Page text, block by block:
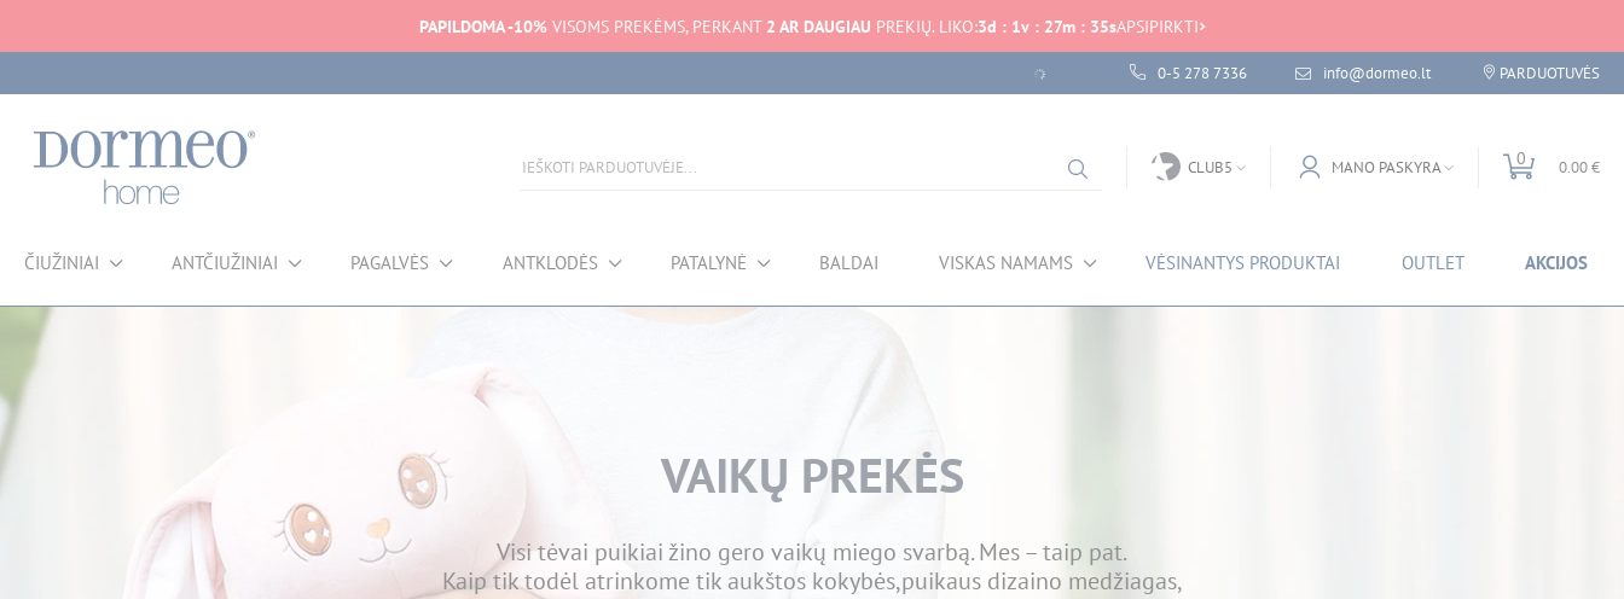
PAPILDOMA -10%VISOMS PREKĖMS, PERKANT 2 AR DAUGIAU PREKIŲ. LIKO:3d : 1v : 27m : 34sAPSIPIRKTI
0-5 278 7336 info@dormeo.lt PARDUOTUVĖS
CLUB5 MANO PASKYRA 0 0.00 €
ČIUŽINIAI ANTČIUŽINIAI PAGALVĖS ANTKLODĖS PATALYNĖ BALDAI VISKAS NAMAMS VĖSINANTYS PRODUKTAI OUTLET AKCIJOS
VAIKŲ PREKĖS
Visi tėvai puikiai žino gero vaikų miego svarbą. Mes – taip pat.
Kaip tik todėl atrinkome tik aukštos kokybės,puikaus dizaino medžiagas,